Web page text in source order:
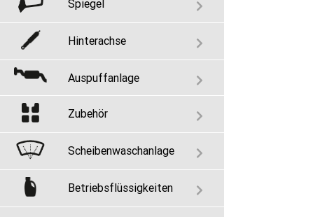
Spiegel
Hinterachse
Auspuffanlage
Zubehör
Scheibenwaschanlage
Betriebsflüssigkeiten